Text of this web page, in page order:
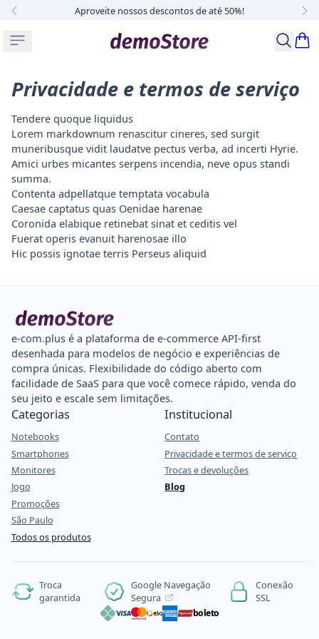
Aproveite nossos descontos de até 50%!
Buscar
Privacidade e termos de serviço
Tendere quoque liquidus
Lorem markdownum renascitur cineres, sed surgit
muneribusque vidit laudatve pectus verba, ad incerti Hyrie.
Amici urbes micantes serpens incendia, neve opus standi
summa.
Contenta adpellatque temptata vocabula
Caesae captatus quas Oenidae harenae
Coronida elabique retinebat sinat et ceditis vel
Fuerat operis evanuit harenosae illo
Hic possis ignotae terris Perseus aliquid
e-com.plus é a plataforma de e-commerce API-first
desenhada para modelos de negócio e experiências de
compra únicas. Flexibilidade do código aberto com
facilidade de SaaS para que você comece rápido, venda do
seu jeito e escale sem limitações.
Categorias
Notebooks
Smartphones
Monitores
Jogo
Promoções
São Paulo
Todos os produtos
Institucional
Contato
Privacidade e termos de serviço
Trocas e devoluções
Blog
Troca
garantida
Google Navegação
Segura
Conexão
SSL
boleto